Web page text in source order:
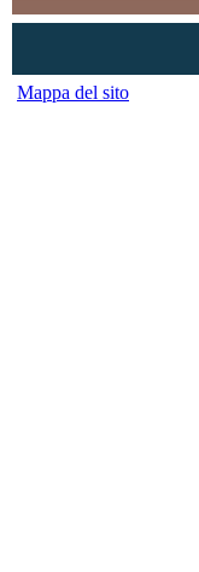
Mappa del sito